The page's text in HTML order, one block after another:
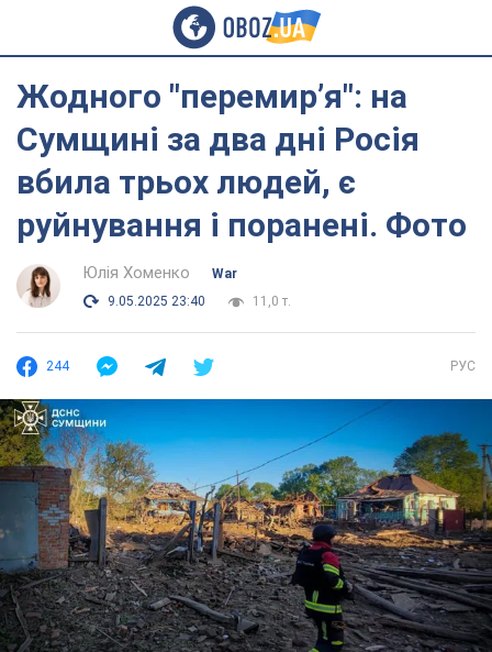
Жодного "перемир’я": на
Сумщині за два дні Росія
вбила трьох людей, є
руйнування і поранені. Фото
Юлія Хоменко
War
9.05.2025 23:40
11,0 т.
244 РУС